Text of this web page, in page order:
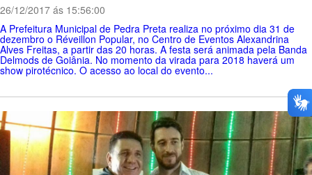
26/12/2017 ás 15:56:00
A Prefeitura Municipal de Pedra Preta realiza no próximo dia 31 de
dezembro o Réveillon Popular, no Centro de Eventos Alexandrina
Alves Freitas, a partir das 20 horas. A festa será animada pela Banda
Delmods de Goiânia. No momento da virada para 2018 haverá um
show pirotécnico. O acesso ao local do evento...